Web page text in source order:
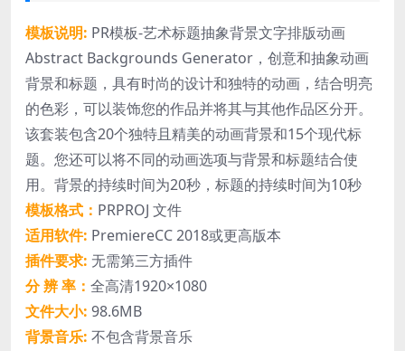
模板说明: PR模板-艺术标题抽象背景文字排版动画
Abstract Backgrounds Generator，创意和抽象动画
背景和标题，具有时尚的设计和独特的动画，结合明亮
的色彩，可以装饰您的作品并将其与其他作品区分开。
该套装包含20个独特且精美的动画背景和15个现代标
题。您还可以将不同的动画选项与背景和标题结合使
用。背景的持续时间为20秒，标题的持续时间为10秒
模板格式： PRPROJ 文件
适用软件: PremiereCC 2018或更高版本
插件要求: 无需第三方插件
分 辨 率： 全高清1920×1080
文件大小: 98.6MB
背景音乐: 不包含背景音乐